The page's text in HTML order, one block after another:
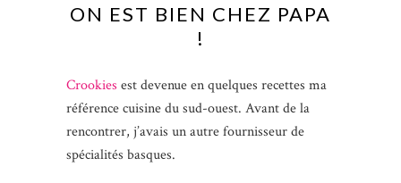
ON EST BIEN CHEZ PAPA
!
Crookies est devenue en quelques recettes ma
référence cuisine du sud-ouest. Avant de la
rencontrer, j’avais un autre fournisseur de
spécialités basques.